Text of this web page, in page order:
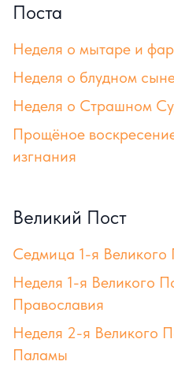
Поста
Неделя о мытаре и
Неделя о блудном
Неделя о Страшном
Прощёное
изгнания
Великий Пост
Седмица 1-я Великого
Неделя 1-я Великого
Православия
Неделя 2-я Великого
Паламы